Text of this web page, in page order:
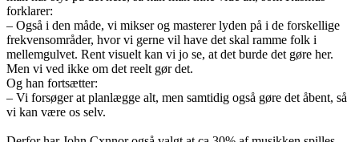
forklarer:
– Også i den måde, vi mikser og masterer lyden på i de forskellige
frekvensområder, hvor vi gerne vil have det skal ramme folk i
mellemgulvet. Rent visuelt kan vi jo se, at det burde det gøre her.
Men vi ved ikke om det reelt gør det.
Og han fortsætter:
– Vi forsøger at planlægge alt, men samtidig også gøre det åbent, så
vi kan være os selv.